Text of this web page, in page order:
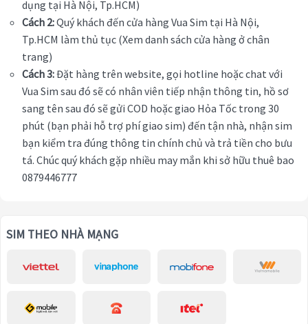
dụng tại Hà Nội, Tp.HCM)
Cách 2:Quý khách đến cửa hàng Vua Sim tại Hà Nội,
Tp.HCM làm thủ tục (Xem danh sách cửa hàng ở chân
trang)
Cách 3:Đặt hàng trên website, gọi hotline hoặc chat với
Vua Sim sau đó sẽ có nhân viên tiếp nhận thông tin, hồ sơ
sang tên sau đó sẽ gửi COD hoặc giao Hỏa Tốc trong 30
phút (bạn phải hỗ trợ phí giao sim) đến tận nhà, nhận sim
bạn kiểm tra đúng thông tin chính chủ và trả tiền cho bưu
tá. Chúc quý khách gặp nhiều may mắn khi sở hữu thuê bao
0879446777
SIM THEO NHÀ MẠNG